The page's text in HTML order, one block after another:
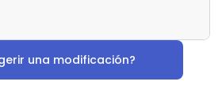
una modificación?